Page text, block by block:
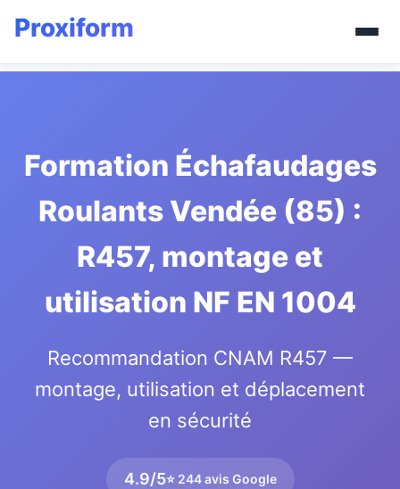
Formation Échafaudages
Roulants Vendée (85) :
R457, montage et
utilisation NF EN 1004
Recommandation CNAM R457 —
montage, utilisation et déplacement
en sécurité
4.9/5⭐ 244 avis Google